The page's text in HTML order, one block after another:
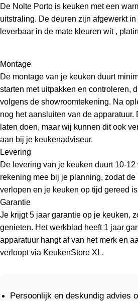
De Nolte Porto is keuken met een
uitstraling. De deuren zijn afgewerkt
leverbaar in de mate kleuren wit ,
Montage
De montage van je keuken duurt
starten met uitpakken en controleren,
volgens de showroomtekening. Na
nog het aansluiten van de apparatuur.
laten doen, maar wij kunnen dit ook
aan bij je keukenadviseur.
Levering
De levering van je keuken duurt 10-
rekening mee bij je planning, zodat
verlopen en je keuken op tijd gereed
Garantie
Je krijgt 5 jaar garantie op je keuken,
genieten. Het werkblad heeft 1 jaar
apparatuur hangt af van het merk en
verloopt via KeukenStore XL.
Persoonlijk en deskundig advies